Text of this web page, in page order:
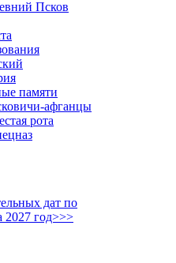
Псков
памяти
афганцы
рота
дат по
2027 год>>>